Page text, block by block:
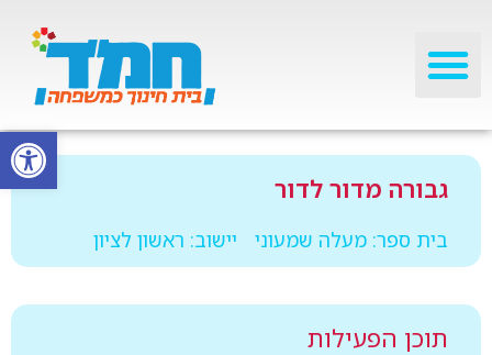
פתח
גבורה מדור לדור
בית ספר: מעלה שמעוני יישוב: ראשון לציון
תוכן הפעילות